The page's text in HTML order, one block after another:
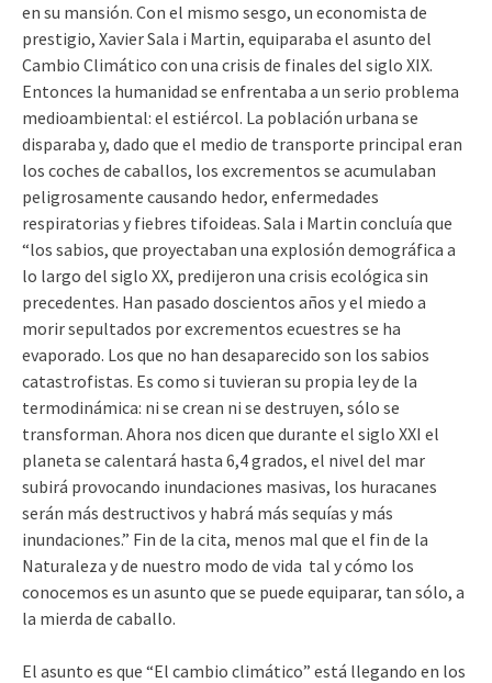
en su mansión. Con el mismo sesgo, un economista de
prestigio, Xavier Sala i Martin, equiparaba el asunto del
Cambio Climático con una crisis de finales del siglo XIX.
Entonces la humanidad se enfrentaba a un serio problema
medioambiental: el estiércol. La población urbana se
disparaba y, dado que el medio de transporte principal eran
los coches de caballos, los excrementos se acumulaban
peligrosamente causando hedor, enfermedades
respiratorias y fiebres tifoideas. Sala i Martin concluía que
“los sabios, que proyectaban una explosión demográfica a
lo largo del siglo XX, predijeron una crisis ecológica sin
precedentes. Han pasado doscientos años y el miedo a
morir sepultados por excrementos ecuestres se ha
evaporado. Los que no han desaparecido son los sabios
catastrofistas. Es como si tuvieran su propia ley de la
termodinámica: ni se crean ni se destruyen, sólo se
transforman. Ahora nos dicen que durante el siglo XXI el
planeta se calentará hasta 6,4 grados, el nivel del mar
subirá provocando inundaciones masivas, los huracanes
serán más destructivos y habrá más sequías y más
inundaciones.” Fin de la cita, menos mal que el fin de la
Naturaleza y de nuestro modo de vida tal y cómo los
conocemos es un asunto que se puede equiparar, tan sólo, a
la mierda de caballo.
El asunto es que “El cambio climático” está llegando en los